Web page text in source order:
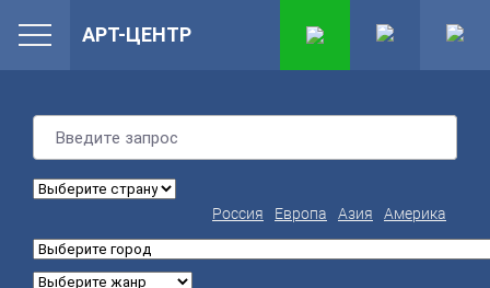
Россия Европа Азия Америка
АРТ-ЦЕНТР